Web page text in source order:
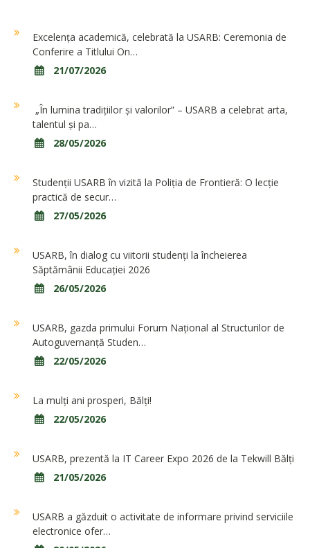
Excelența academică, celebrată la USARB: Ceremonia de
Conferire a Titlului On…
21/07/2026
„În lumina tradițiilor și valorilor” – USARB a celebrat arta,
talentul și pa…
28/05/2026
Studenții USARB în vizită la Poliția de Frontieră: O lecție
practică de secur…
27/05/2026
USARB, în dialog cu viitorii studenți la încheierea
Săptămânii Educației 2026
26/05/2026
USARB, gazda primului Forum Național al Structurilor de
Autoguvernanță Studen…
22/05/2026
La mulți ani prosperi, Bălți!
22/05/2026
USARB, prezentă la IT Career Expo 2026 de la Tekwill Bălți
21/05/2026
USARB a găzduit o activitate de informare privind serviciile
electronice ofer…